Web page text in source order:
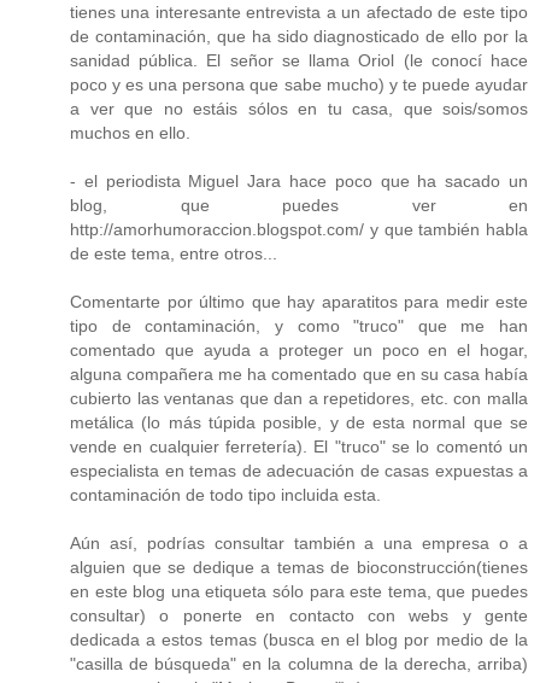
tienes una interesante entrevista a un afectado de este tipo
de contaminación, que ha sido diagnosticado de ello por la
sanidad pública. El señor se llama Oriol (le conocí hace
poco y es una persona que sabe mucho) y te puede ayudar
a ver que no estáis sólos en tu casa, que sois/somos
muchos en ello.
- el periodista Miguel Jara hace poco que ha sacado un
blog, que puedes ver en
http://amorhumoraccion.blogspot.com/ y que también habla
de este tema, entre otros...
Comentarte por último que hay aparatitos para medir este
tipo de contaminación, y como "truco" que me han
comentado que ayuda a proteger un poco en el hogar,
alguna compañera me ha comentado que en su casa había
cubierto las ventanas que dan a repetidores, etc. con malla
metálica (lo más túpida posible, y de esta normal que se
vende en cualquier ferretería). El "truco" se lo comentó un
especialista en temas de adecuación de casas expuestas a
contaminación de todo tipo incluida esta.
Aún así, podrías consultar también a una empresa o a
alguien que se dedique a temas de bioconstrucción(tienes
en este blog una etiqueta sólo para este tema, que puedes
consultar) o ponerte en contacto con webs y gente
dedicada a estos temas (busca en el blog por medio de la
"casilla de búsqueda" en la columna de la derecha, arriba)